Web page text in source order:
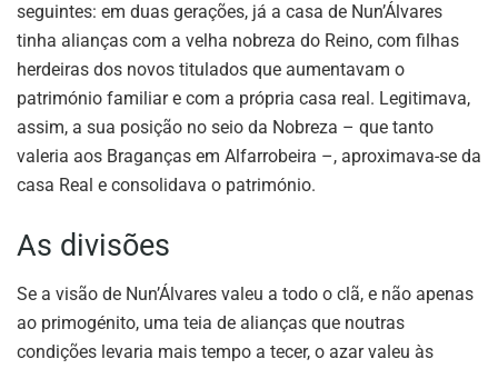
seguintes: em duas gerações, já a casa de Nun’Álvares
tinha alianças com a velha nobreza do Reino, com filhas
herdeiras dos novos titulados que aumentavam o
património familiar e com a própria casa real. Legitimava,
assim, a sua posição no seio da Nobreza – que tanto
valeria aos Braganças em Alfarrobeira –, aproximava-se da
casa Real e consolidava o património.
As divisões
Se a visão de Nun’Álvares valeu a todo o clã, e não apenas
ao primogénito, uma teia de alianças que noutras
condições levaria mais tempo a tecer, o azar valeu às